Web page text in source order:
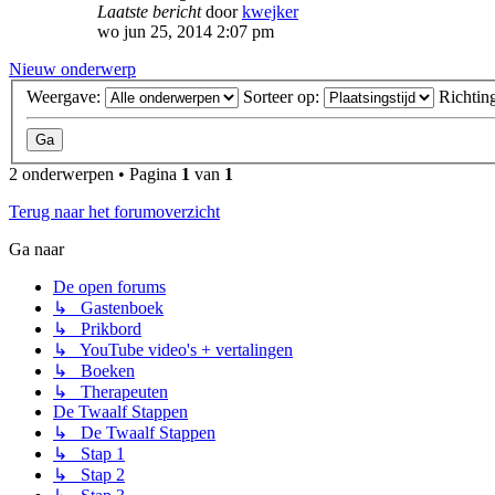
Laatste berichtdoorkwejker
wo jun 25, 2014 2:07 pm
Nieuw onderwerp
Weergave:
Sorteer op:
2 onderwerpen • Pagina 1 van 1
Terug naar het forumoverzicht
Ga naar
De open forums
↳ Gastenboek
↳ Prikbord
↳ YouTube video's + vertalingen
↳ Boeken
↳ Therapeuten
De Twaalf Stappen
↳ De Twaalf Stappen
↳ Stap 1
↳ Stap 2